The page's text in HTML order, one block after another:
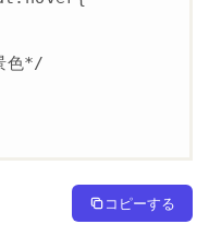
色*/
コピーする